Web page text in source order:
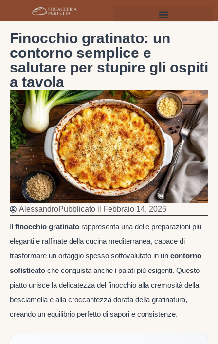
Finocchio gratinato: un
contorno semplice e
salutare per stupire gli ospiti
a tavola
AlessandroPubblicato il Febbraio 14, 2026
Il finocchio gratinato rappresenta una delle preparazioni più
eleganti e raffinate della cucina mediterranea, capace di
trasformare un ortaggio spesso sottovalutato in un contorno
sofisticato che conquista anche i palati più esigenti. Questo
piatto unisce la delicatezza del finocchio alla cremosità della
besciamella e alla croccantezza dorata della gratinatura,
creando un equilibrio perfetto di sapori e consistenze.